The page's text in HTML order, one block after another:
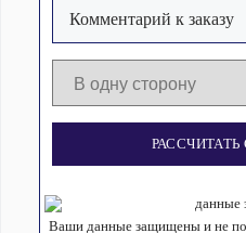
Ваши данные защищены и не